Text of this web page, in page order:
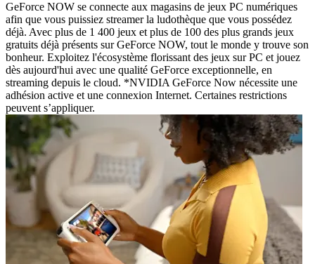
GeForce NOW se connecte aux magasins de jeux PC numériques
afin que vous puissiez streamer la ludothèque que vous possédez
déjà. Avec plus de 1 400 jeux et plus de 100 des plus grands jeux
gratuits déjà présents sur GeForce NOW, tout le monde y trouve son
bonheur. Exploitez l'écosystème florissant des jeux sur PC et jouez
dès aujourd'hui avec une qualité GeForce exceptionnelle, en
streaming depuis le cloud. *NVIDIA GeForce Now nécessite une
adhésion active et une connexion Internet. Certaines restrictions
peuvent s’appliquer.